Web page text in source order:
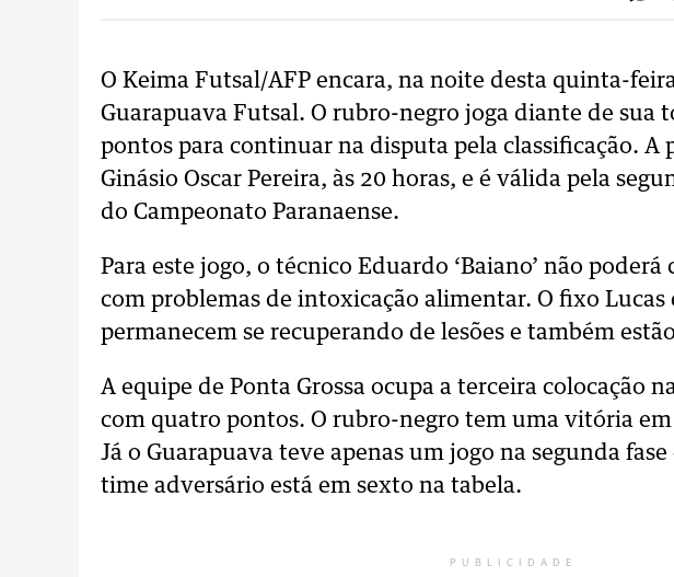
O Keima Futsal/AFP encara, na noite desta quinta-
Guarapuava Futsal. O rubro-negro joga diante de sua
pontos para continuar na disputa pela classificação. A
Ginásio Oscar Pereira, às 20 horas, e é válida pela
do Campeonato Paranaense.
Para este jogo, o técnico Eduardo ‘Baiano’ não
com problemas de intoxicação alimentar. O fixo Lucas
permanecem se recuperando de lesões e também
A equipe de Ponta Grossa ocupa a terceira colocação
com quatro pontos. O rubro-negro tem uma vitória em
Já o Guarapuava teve apenas um jogo na segunda
time adversário está em sexto na tabela.
PUBLICIDADE